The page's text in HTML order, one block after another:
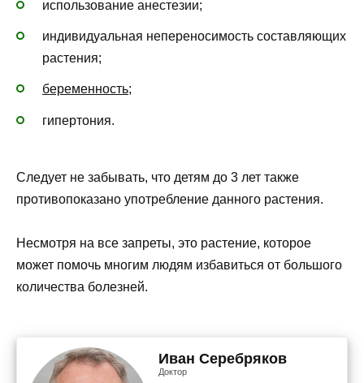
использование анестезии;
индивидуальная непереносимость составляющих
растения;
беременность;
гипертония.
Следует не забывать, что детям до 3 лет также
противопоказано употребление данного растения.
Несмотря на все запреты, это растение, которое
может помочь многим людям избавиться от большого
количества болезней.
Иван Серебряков
Доктор